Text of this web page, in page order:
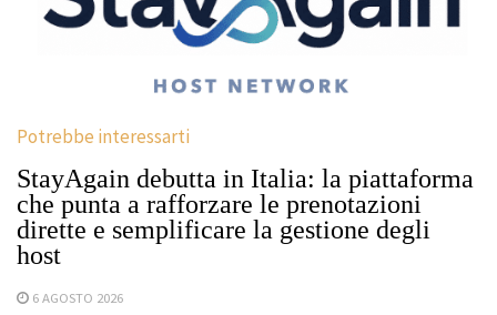
Potrebbe interessarti
StayAgain debutta in Italia: la piattaforma
che punta a rafforzare le prenotazioni
dirette e semplificare la gestione degli
host
6 AGOSTO 2026